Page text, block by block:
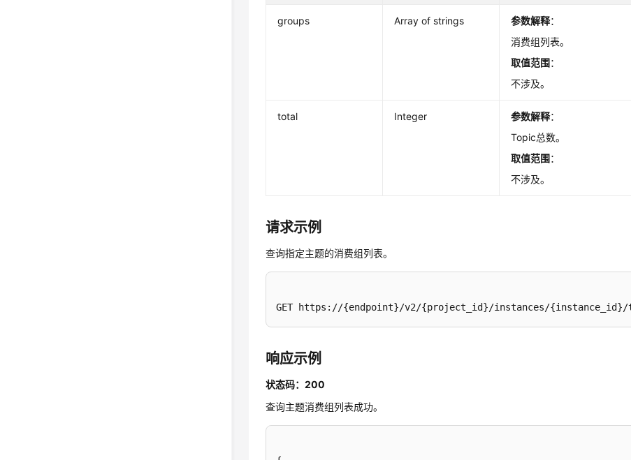
groups Array of strings 参数解释：
消费组列表。
取值范围：
不涉及。
total Integer 参数解释：
Topic总数。
取值范围：
不涉及。
请求示例
查询指定主题的消费组列表。
GET https://{endpoint}/v2/{project_id}/instances/{instance_id}/
响应示例
状态码：200
查询主题消费组列表成功。